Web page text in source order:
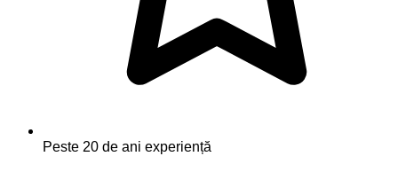
Peste 20 de ani experiență